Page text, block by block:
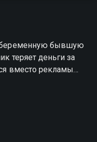
беременную бывшую
теряет деньги за
вместо рекламы
фильм